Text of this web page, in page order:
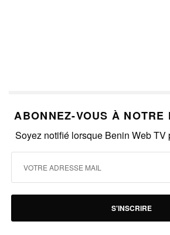
ABONNEZ-VOUS À NOTRE
Soyez notifié lorsque Benin Web TV
S'INSCRIRE